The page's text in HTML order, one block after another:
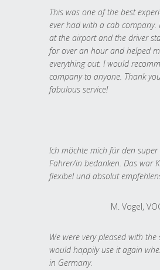
This was one of the best
ever had with a cab company.
at the airport and the driver
for over an hour and helped
everything out. I would
company to anyone. Thank
fabulous service!
Ich möchte mich für den super
Fahrer/in bedanken. Das war
flexibel und absolut
M. Vogel,
We were very pleased with the
would happily use it again
in Germany.